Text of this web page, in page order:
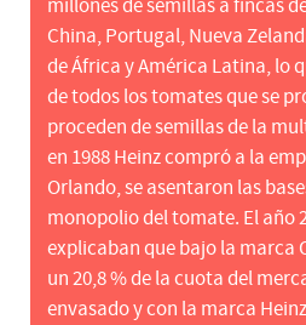
millones de semillas a fincas
China, Portugal, Nueva
de África y América Latina, lo
de todos los tomates que se
proceden de semillas de la
en 1988 Heinz compró a la
Orlando, se asentaron las
monopolio del tomate. El año
explicaban que bajo la marca
un 20,8 % de la cuota del
envasado y con la marca